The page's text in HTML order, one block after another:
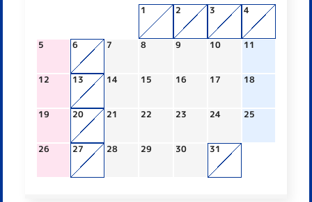
1 2 3 4
5 6 7 8 9 10 11
12 13 14 15 16 17 18
19 20 21 22 23 24 25
26 27 28 29 30 31